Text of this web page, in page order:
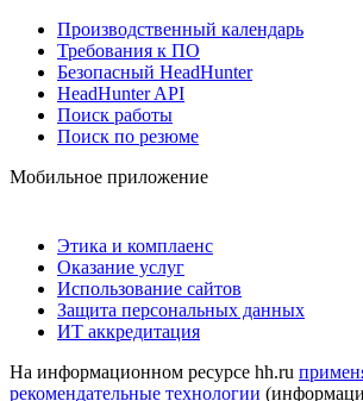
Производственный календарь
Требования к ПО
Безопасный HeadHunter
HeadHunter API
Поиск работы
Поиск по резюме
Мобильное приложение
Этика и комплаенс
Оказание услуг
Использование сайтов
Защита персональных данных
ИТ аккредитация
На информационном ресурсе hh.ru
рекомендательные технологии